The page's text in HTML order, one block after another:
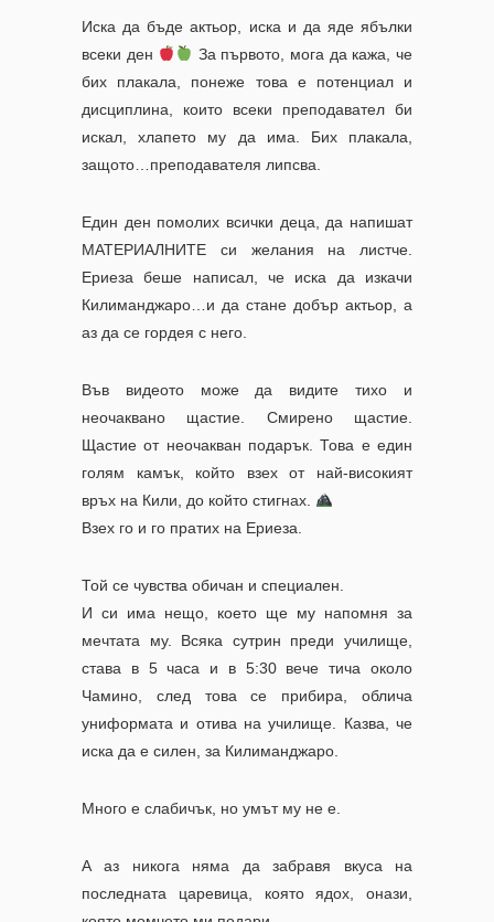
Иска да бъде актьор, иска и да яде ябълки
всеки ден
За първото, мога да кажа, че
бих плакала, понеже това е потенциал и
дисциплина, които всеки преподавател би
искал, хлапето му да има. Бих плакала,
защото…преподавателя липсва.
Един ден помолих всички деца, да напишат
МАТЕРИАЛНИТЕ си желания на листче.
Ериеза беше написал, че иска да изкачи
Килиманджаро…и да стане добър актьор, а
аз да се гордея с него.
Във видеото може да видите тихо и
неочаквано щастие. Смирено щастие.
Щастие от неочакван подарък. Това е един
голям камък, който взех от най-високият
връх на Кили, до който стигнах.
Взех го и го пратих на Ериеза.
Той се чувства обичан и специален.
И си има нещо, което ще му напомня за
мечтата му. Всяка сутрин преди училище,
става в 5 часа и в 5:30 вече тича около
Чамино, след това се прибира, облича
униформата и отива на училище. Казва, че
иска да е силен, за Килиманджаро.
Много е слабичък, но умът му не е.
А аз никога няма да забравя вкуса на
последната царевица, която ядох, онази,